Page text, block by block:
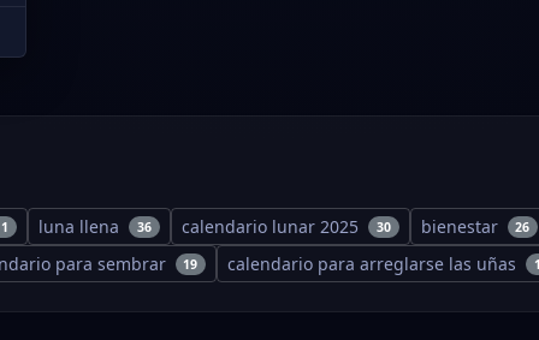
luna llena 36 calendario lunar 2025 30 bienestar 26
para sembrar 19 calendario para arreglarse las uñas